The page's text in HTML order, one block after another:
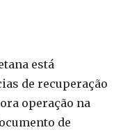
está
de recuperação
operação na
de